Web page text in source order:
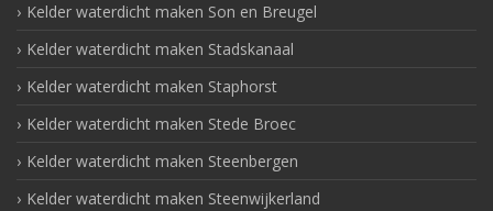
Kelder waterdicht maken Son en Breugel
Kelder waterdicht maken Stadskanaal
Kelder waterdicht maken Staphorst
Kelder waterdicht maken Stede Broec
Kelder waterdicht maken Steenbergen
Kelder waterdicht maken Steenwijkerland